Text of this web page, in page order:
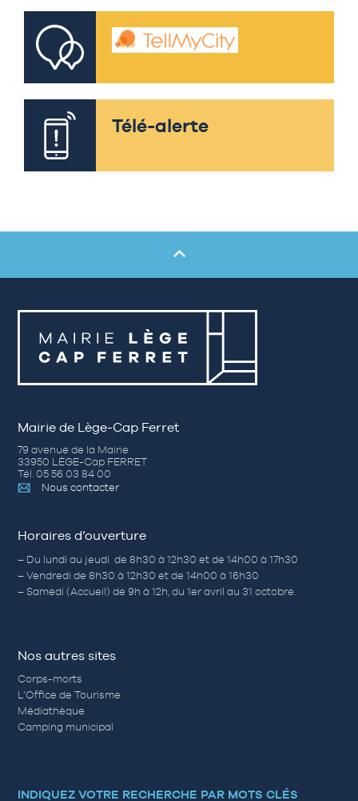
Télé-alerte
Mairie de Lège-Cap Ferret
79 avenue de la Mairie
33950 LÈGE-Cap FERRET
Tél. 05 56 03 84 00
Nous contacter
Horaires d’ouverture
– Du lundi au jeudi de 8h30 à 12h30 et de 14h00 à 17h30
– Vendredi de 8h30 à 12h30 et de 14h00 à 16h30
– Samedi (Accueil) de 9h à 12h, du 1er avril au 31 octobre.
Nos autres sites
Corps-morts
L’Office de Tourisme
Médiathèque
Camping municipal
INDIQUEZ VOTRE RECHERCHE PAR MOTS CLÉS